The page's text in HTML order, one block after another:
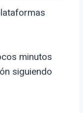
minutos
siguiendo